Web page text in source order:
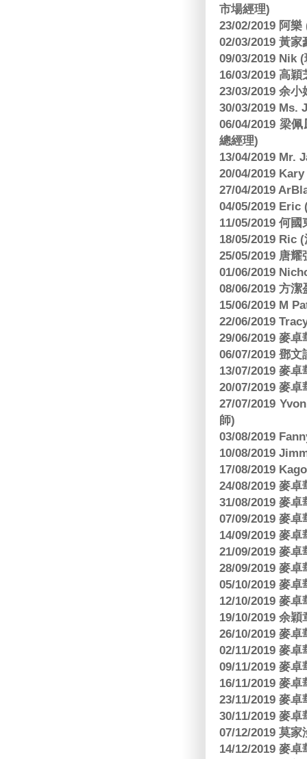
市場經理)
23/02/2019 阿
02/03/2019 黃
09/03/2019 Nik
16/03/2019 高
23/03/2019 余
30/03/2019 Ms.
06/04/2019 梁
總經理)
13/04/2019 Mr.
20/04/2019
27/04/2019
04/05/2019 Eric
11/05/2019 何
18/05/2019 Ric
25/05/2019 唐
01/06/2019
08/06/2019 方
15/06/2019 M
22/06/2019
29/06/2019 麥
06/07/2019 鄧
13/07/2019 麥
20/07/2019 麥
27/07/2019
師)
03/08/2019
10/08/2019
17/08/2019
24/08/2019 麥
31/08/2019 麥
07/09/2019 麥
14/09/2019 麥
21/09/2019 麥
28/09/2019 麥
05/10/2019 麥
12/10/2019 麥
19/10/2019 余
26/10/2019 麥
02/11/2019 麥
09/11/2019 麥
16/11/2019 麥
23/11/2019 麥
30/11/2019 麥
07/12/2019 莫
14/12/2019 麥